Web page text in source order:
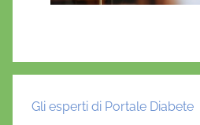
Gli esperti di Portale Diabete